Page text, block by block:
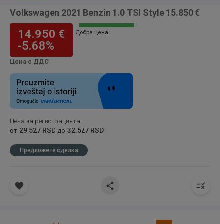
Volkswagen 2021 Benzin 1.0 TSI Style 15.850 €
14.950 €
-5.68%
Цена с ДДС
Добра цена
Цена на регистрацията:
от 29.527 RSD до 32.527 RSD
Предложете сделка